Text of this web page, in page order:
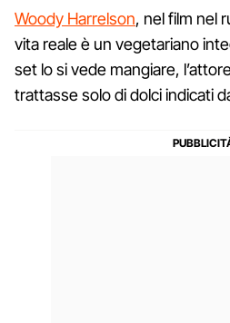
Woody Harrelson, nel film nel
vita reale è un vegetariano
set lo si vede mangiare,
trattasse solo di dolci indicati